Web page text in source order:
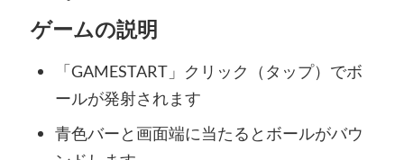
ゲームの説明
「GAMESTART」クリック（タップ）でボ
ールが発射されます
青色バーと画面端に当たるとボールがバウ